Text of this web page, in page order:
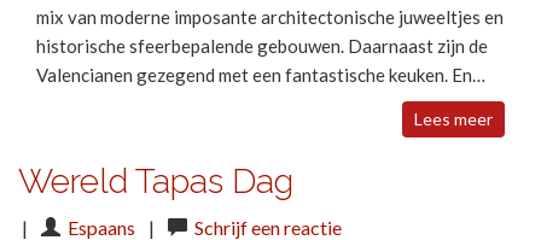
mix van moderne imposante architectonische juweeltjes en
historische sfeerbepalende gebouwen. Daarnaast zijn de
Valencianen gezegend met een fantastische keuken. En…
Lees meer
Wereld Tapas Dag
| Espaans | Schrijf een reactie